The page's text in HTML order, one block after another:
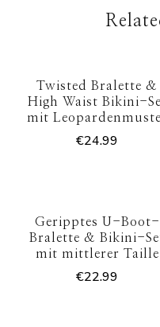
Twisted Bralette &
High Waist Bikini-
mit
€24.99
Geripptes U-Boot-
Bralette & Bikini-
mit mittlerer Taille
€22.99